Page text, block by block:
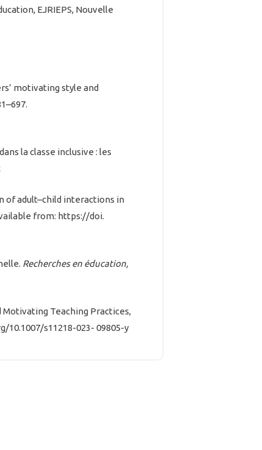
EJRIEPS, Nouvelle
motivating style and
la classe inclusive : les
of adult–child interactions in
from: https://doi.
Recherches en éducation,
Motivating Teaching Practices,
10.1007/s11218-023- 09805-y